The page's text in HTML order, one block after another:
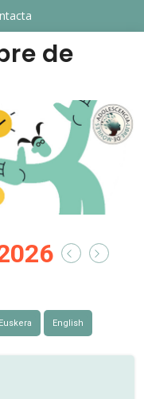
de
Euskera English